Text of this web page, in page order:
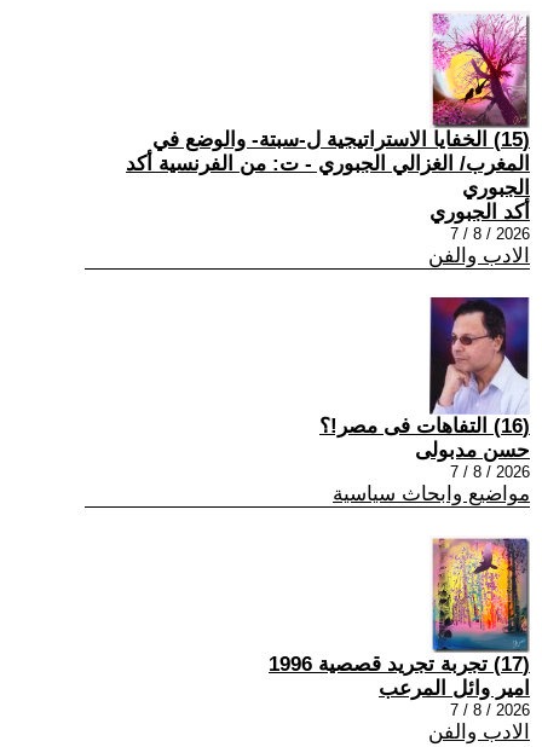
(15) الخفايا الاستراتيجية ل-سبتة- والوضع في
المغرب/ الغزالي الجبوري - ت: من الفرنسية أكد
الجبوري
أكد الجبوري
2026 / 8 / 7
الادب والفن
(16) التفاهات فى مصر!؟
حسن مدبولى
2026 / 8 / 7
مواضيع وابحاث سياسية
(17) تجربة تجريد قصصية 1996
امير وائل المرعب
2026 / 8 / 7
الادب والفن